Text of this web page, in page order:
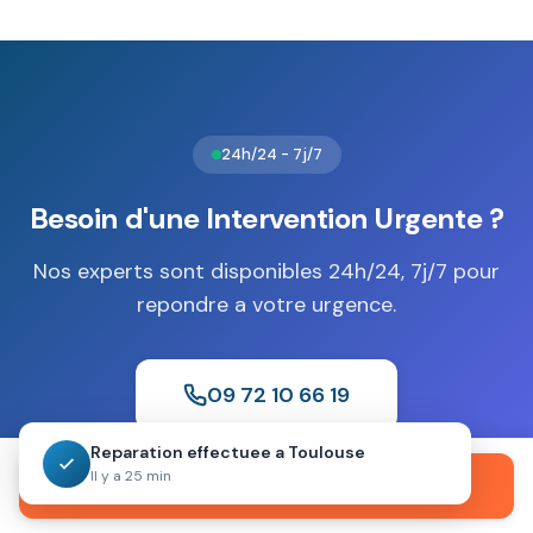
minutes) ou S2 (60 minutes) garantissent une résistance
24h/24 - 7j/7
Besoin d'une Intervention Urgente ?
Nos experts sont disponibles 24h/24, 7j/7 pour
repondre a votre urgence.
09 72 10 66 19
Devis gratuit
Reparation effectuee a Toulouse
Il y a 25 min